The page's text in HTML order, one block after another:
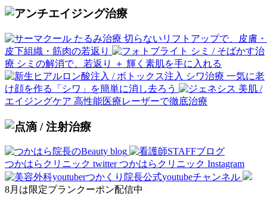
たるみ治療 切らないリフトアップで、皮膚・
皮下組織・筋肉の若返り
シミ / そばかす治
療 シミの解消で、若返り ＋ 輝く素肌を手に入れる
シワ治療 一気に老
け顔を作る「シワ」を簡単に消し去ろう
美肌 /
エイジングケア 高性能医療レーザーで徹底治療
つかはらクリニック twitter つかはらクリニック Instagram
8月は限定プランクーポン配信中